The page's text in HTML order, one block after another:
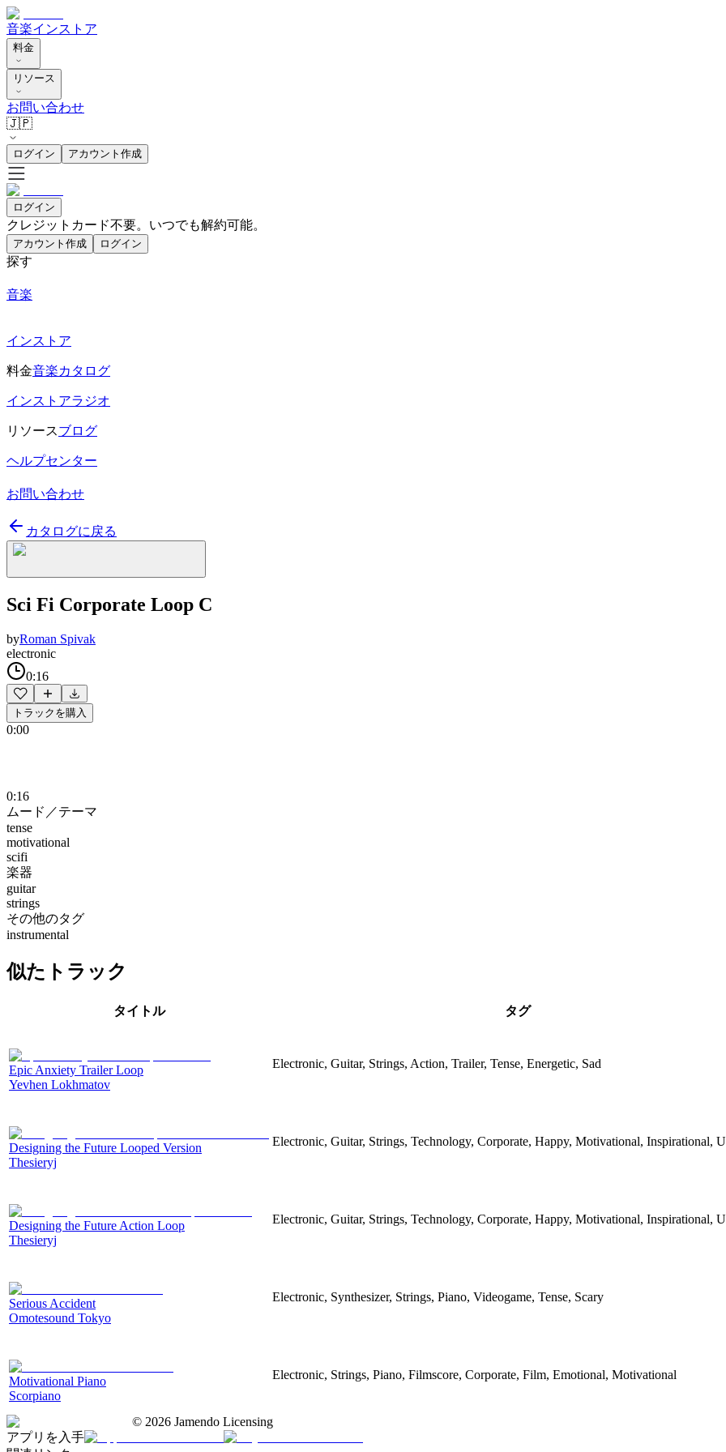
音楽インストア
料金
リソース
お問い合わせ
🇯🇵
ログイン アカウント作成
ログイン
クレジットカード不要。いつでも解約可能。
アカウント作成 ログイン
探す
音楽
インストア
料金音楽カタログ
インストアラジオ
リソースブログ
ヘルプセンター
お問い合わせ
カタログに戻る
Sci Fi Corporate Loop C
byRoman Spivak
electronic
0:16
トラックを購入
0:00
0:16
ムード／テーマ
tense
motivational
scifi
楽器
guitar
strings
その他のタグ
instrumental
似たトラック
タイトル タグ
Epic Anxiety Trailer Loop
Yevhen Lokhmatov
Electronic, Guitar, Strings, Action, Trailer, Tense, Energetic, Sad
Designing the Future Looped Version
Thesieryj
Electronic, Guitar, Strings, Technology, Corporate, Happy, Motivational, Inspirational,
Designing the Future Action Loop
Thesieryj
Electronic, Guitar, Strings, Technology, Corporate, Happy, Motivational, Inspirational,
Serious Accident
Omotesound Tokyo
Electronic, Synthesizer, Strings, Piano, Videogame, Tense, Scary
Motivational Piano
Scorpiano
Electronic, Strings, Piano, Filmscore, Corporate, Film, Emotional, Motivational
© 2026 Jamendo Licensing
アプリを入手